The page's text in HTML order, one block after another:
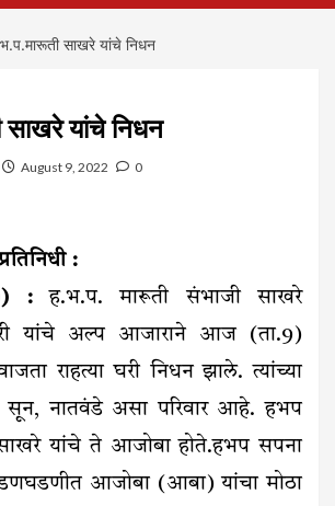
साखरे यांचे निधन
यांचे निधन
August 9, 2022 0
:
:ह.भ.प. मारूती संभाजी साखरे
यांचे अल्प आजाराने आज (ता.9)
राहत्या घरी निधन झाले. त्यांच्या
सून, नातवंडे असा परिवार आहे. हभप
यांचे ते आजोबा होते.हभप सपना
आजोबा (आबा) यांचा मोठा